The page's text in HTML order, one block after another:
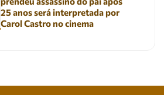
25 anos será interpretada por
Carol Castro no cinema